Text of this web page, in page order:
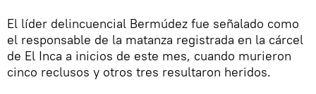
El líder delincuencial Bermúdez fue señalado como
el responsable de la matanza registrada en la cárcel
de El Inca a inicios de este mes, cuando murieron
cinco reclusos y otros tres resultaron heridos.